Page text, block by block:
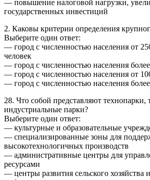
— повышение налоговой нагрузки,
государственных инвестиций
2. Каковы критерии определения
Выберите один ответ:
— город с численностью населения от
человек
— город с численностью населения
— город с численностью населения от
— город с численностью населения
28. Что собой представляют технопарки,
индустриальные парки?
Выберите один ответ:
— культурные и образовательные
— специализированные зоны для
высокотехнологичных производств
— административные центры для
ресурсами
— центры развития сельского хозяйства